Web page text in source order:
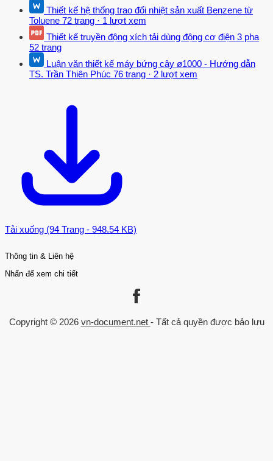
Thiết kế hệ thống trao đổi nhiệt sản xuất Benzene từ
Toluene 72 trang · 1 lượt xem
Thiết kế truyền động xích tải dùng động cơ điện 3 pha
52 trang
Luận văn thiết kế máy bứng cây ø1000 - Hướng dẫn
TS. Trần Thiên Phúc 76 trang · 2 lượt xem
Tải xuống (94 Trang - 948.54 KB)
Thông tin & Liên hệ
Nhấn để xem chi tiết
Trang chủ
Về chúng tôi
Kinh Tế - Quản Lý
Luận văn Thạc sĩ
Copyright © 2026 vn-document.net - Tất cả quyền được bảo lưu